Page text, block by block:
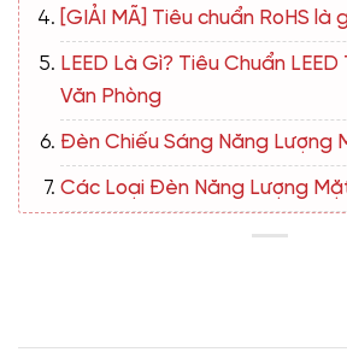
[GIẢI MÃ] Tiêu chuẩn RoHS là
LEED Là Gì? Tiêu Chuẩn
Văn Phòng
Đèn Chiếu Sáng Năng Lượng
Các Loại Đèn Năng Lượng Mặt